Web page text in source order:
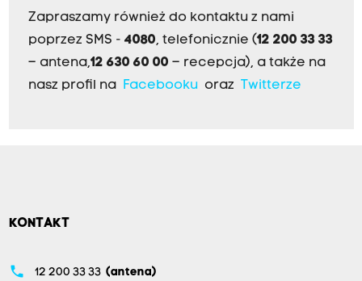
Zapraszamy również do kontaktu z nami
poprzez SMS - 4080, telefonicznie (12 200 33 33
– antena,12 630 60 00 – recepcja), a także na
nasz profil na
Facebookuoraz Twitterze
KONTAKT
phone 12 200 33 33 (antena)